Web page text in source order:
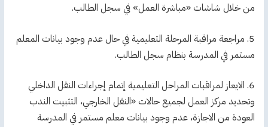
من خلال شاشات «مباشرة العمل» في سجل الطالب.
5. مراجعة مراقبة المرحلة التعليمية في حال عدم وجود بيانات المعلم
مستمر في المدرسة بنظام سجل الطالب.
6. الايعاز لمراقبات المراحل التعليمية إتمام إجراءات النقل الداخلي
وتحديد مركز العمل لجميع حالات «النقل الخارجي، التثبيت الندب
العودة من الاجازة، عدم وجود بيانات معلم مستمر في المدرسة